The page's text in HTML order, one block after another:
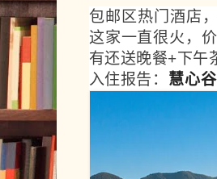
包邮区热门酒店
这家一直很火，
有还送晚餐+下午
入住报告 ： 慧心